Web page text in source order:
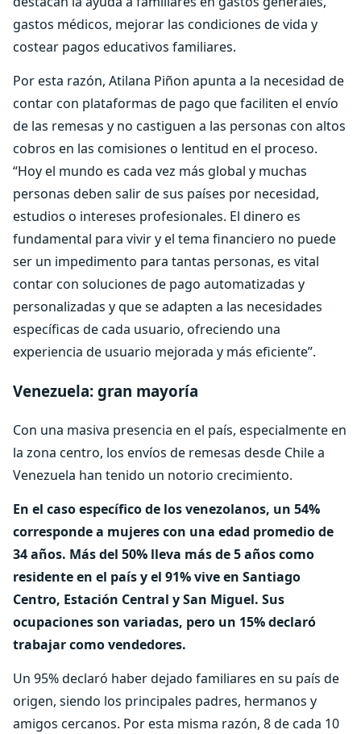
gastos médicos, mejorar las condiciones de vida y
costear pagos educativos familiares.
Por esta razón, Atilana Piñon apunta a la necesidad de
contar con plataformas de pago que faciliten el envío
de las remesas y no castiguen a las personas con altos
cobros en las comisiones o lentitud en el proceso.
“Hoy el mundo es cada vez más global y muchas
personas deben salir de sus países por necesidad,
estudios o intereses profesionales. El dinero es
fundamental para vivir y el tema financiero no puede
ser un impedimento para tantas personas, es vital
contar con soluciones de pago automatizadas y
personalizadas y que se adapten a las necesidades
específicas de cada usuario, ofreciendo una
experiencia de usuario mejorada y más eficiente”.
Venezuela: gran mayoría
Con una masiva presencia en el país, especialmente en
la zona centro, los envíos de remesas desde Chile a
Venezuela han tenido un notorio crecimiento.
En el caso específico de los venezolanos, un 54%
corresponde a mujeres con una edad promedio de
34 años. Más del 50% lleva más de 5 años como
residente en el país y el 91% vive en Santiago
Centro, Estación Central y San Miguel. Sus
ocupaciones son variadas, pero un 15% declaró
trabajar como vendedores.
Un 95% declaró haber dejado familiares en su país de
origen, siendo los principales padres, hermanos y
amigos cercanos. Por esta misma razón, 8 de cada 10